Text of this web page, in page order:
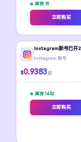
库存 70
立即购买
Instagram新号已开
Instagram 新号
$0.9383 起
库存 1452
立即购买